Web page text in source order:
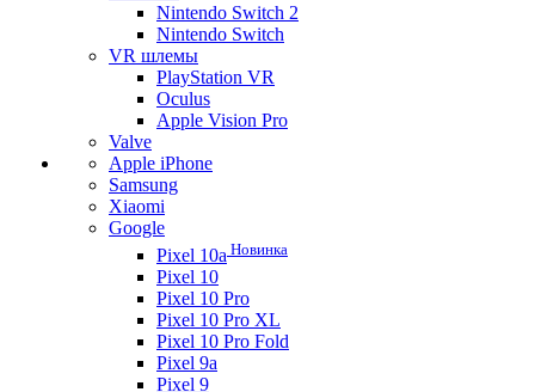
Nintendo Switch 2
Nintendo Switch
VR шлемы
PlayStation VR
Oculus
Apple Vision Pro
Valve
Apple iPhone
Samsung
Xiaomi
Google
Pixel 10a Новинка
Pixel 10
Pixel 10 Pro
Pixel 10 Pro XL
Pixel 10 Pro Fold
Pixel 9a
Pixel 9